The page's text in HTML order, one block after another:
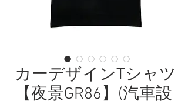
カーデザインTシャツ
【夜景GR86】(汽車設